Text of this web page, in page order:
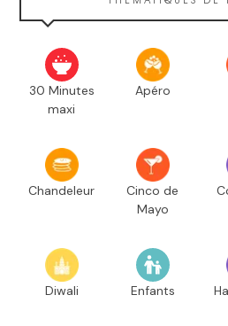
30 Minutes
maxi
Apéro
Chandeleur
Cinco de
Mayo
Diwali Enfants